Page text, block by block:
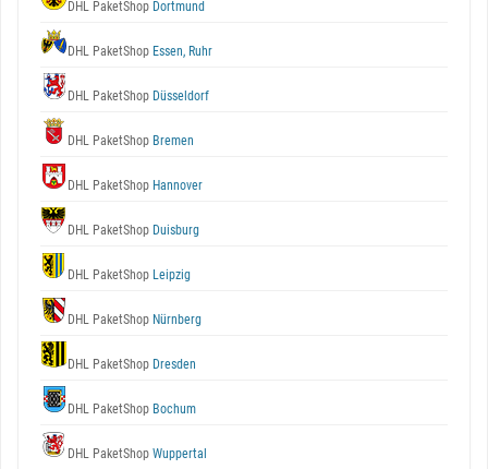
DHL PaketShop Dortmund
DHL PaketShop Essen, Ruhr
DHL PaketShop Düsseldorf
DHL PaketShop Bremen
DHL PaketShop Hannover
DHL PaketShop Duisburg
DHL PaketShop Leipzig
DHL PaketShop Nürnberg
DHL PaketShop Dresden
DHL PaketShop Bochum
DHL PaketShop Wuppertal